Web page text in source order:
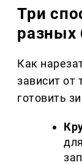
Три
Как
зависит от
готовить